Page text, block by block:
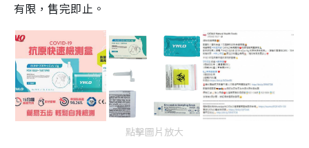
有限，售完即止。
點擊圖片放大